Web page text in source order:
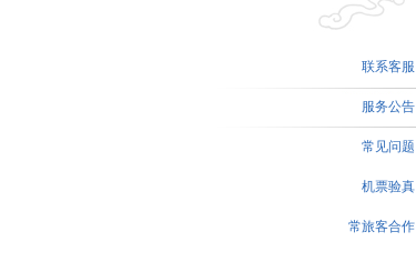
联系客服
服务公告
常见问题
机票验真
常旅客合作